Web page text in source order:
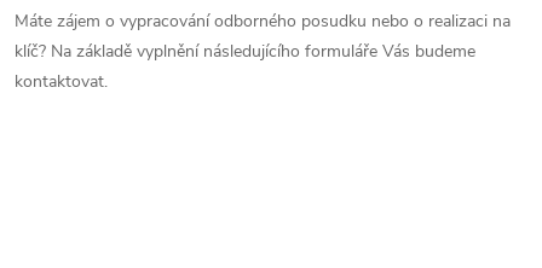
Máte zájem o vypracování odborného posudku nebo o realizaci na
klíč? Na základě vyplnění následujícího formuláře Vás budeme
kontaktovat.